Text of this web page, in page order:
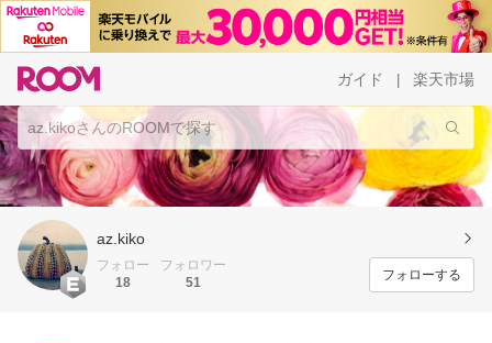
ガイド 楽天市場
az.kiko
フォロー
18
フォロワー
51
フォローする